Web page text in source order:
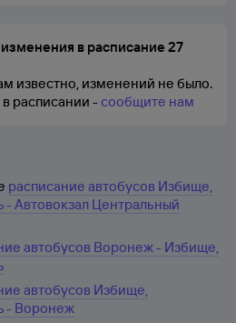
в расписание 27
известно, изменений не было.
расписании -сообщите нам
расписание автобусов Избище,
- Автовокзал Центральный
автобусов Воронеж - Избище,
автобусов Избище,
- Воронеж